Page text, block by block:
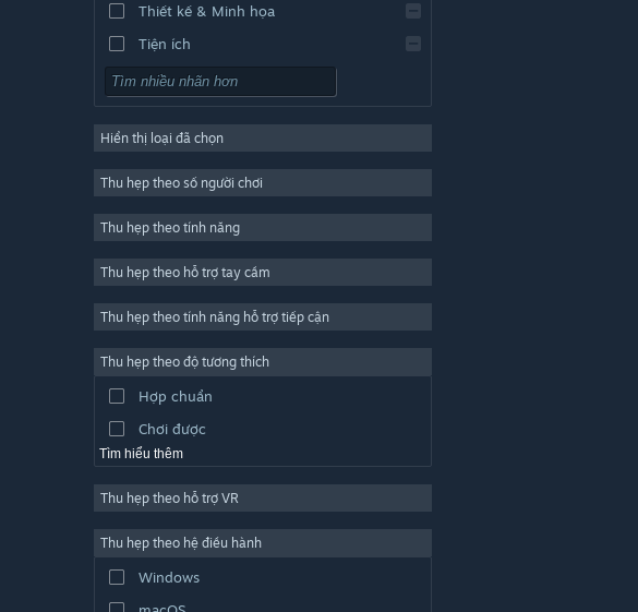
Thiết kế & Minh họa
Tiện ích
Chơi miễn phí
Trực tuyến nhiều người chơi
Indie
Đơn giản
Mô phỏng
Sản xuất video
Chỉnh sửa ảnh
Hiển thị loại đã chọn
Thu hẹp theo số người chơi
Thu hẹp theo tính năng
Thu hẹp theo hỗ trợ tay cầm
Thu hẹp theo tính năng hỗ trợ tiếp cận
Thu hẹp theo độ tương thích
Hợp chuẩn
Chơi được
Tìm hiểu thêm
Thu hẹp theo hỗ trợ VR
Thu hẹp theo hệ điều hành
Windows